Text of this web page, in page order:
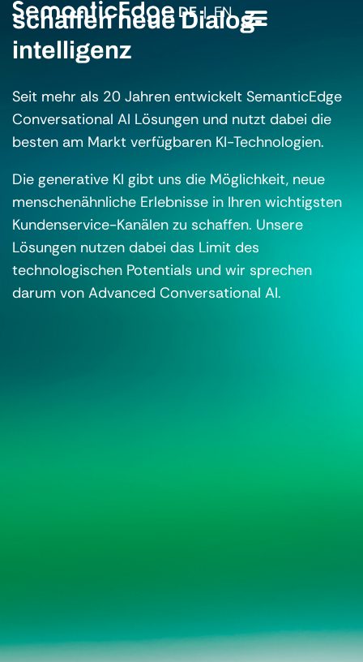
DE EN
schaffen neue Dialog­
intelligenz
Seit mehr als 20 Jahren entwickelt SemanticEdge
Conversational AI Lösungen und nutzt dabei die
besten am Markt verfügbaren KI-Technologien.
Die generative KI gibt uns die Möglichkeit, neue
menschenähnliche Erlebnisse in Ihren wichtigsten
Kundenservice-Kanälen zu schaffen. Unsere
Lösungen nutzen dabei das Limit des
technologischen Potentials und wir sprechen
darum von Advanced Conversational AI.